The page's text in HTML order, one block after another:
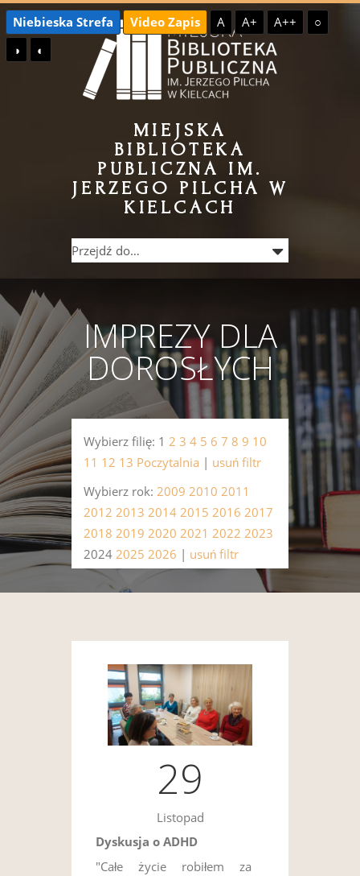
Przejdź
do
treści
Przejdź
do
menu
Niebieska Strefa Video Zapis A A+ A++
○
◑
◐
MIEJSKA
BIBLIOTEKA
PUBLICZNA IM.
JERZEGO PILCHA W
KIELCACH
IMPREZY DLA
DOROSŁYCH
Wybierz filię: 1 2 3 4 5 6 7 8 9 10
11 12 13 Poczytalnia | usuń filtr
Wybierz rok: 2009 2010 2011
2012 2013 2014 2015 2016 2017
2018 2019 2020 2021 2022 2023
2024 2025 2026 | usuń filtr
29
Listopad
Dyskusja o ADHD
"Całe życie robiłem za